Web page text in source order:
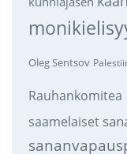
Oleg Sentsov
Rauhankomitea
saamelaiset